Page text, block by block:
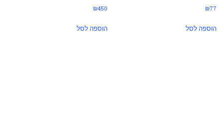
₪77
הוספה לסל
₪450
הוספה לסל